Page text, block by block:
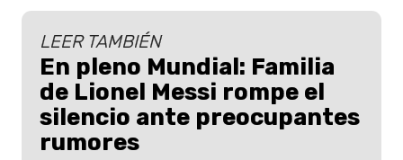
LEER TAMBIÉN
En pleno Mundial: Familia
de Lionel Messi rompe el
silencio ante preocupantes
rumores